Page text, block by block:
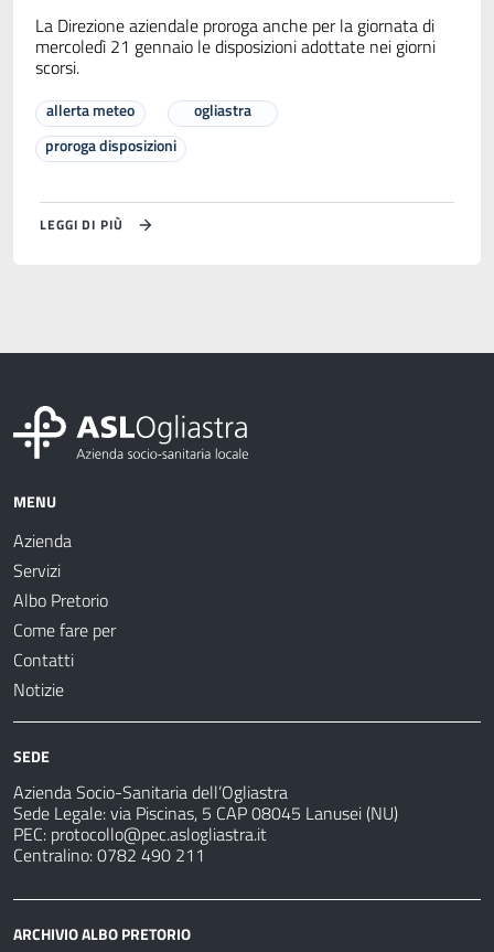
La Direzione aziendale proroga anche per la giornata di
mercoledì 21 gennaio le disposizioni adottate nei giorni
scorsi.
allerta meteo
ogliastra
proroga disposizioni
LEGGI DI PIÙ
MENU
Azienda
Servizi
Albo Pretorio
Come fare per
Contatti
Notizie
SEDE
Azienda Socio-Sanitaria dell’Ogliastra
Sede Legale: via Piscinas, 5 CAP 08045 Lanusei (NU)
PEC: protocollo@pec.aslogliastra.it
Centralino: 0782 490 211
ARCHIVIO ALBO PRETORIO